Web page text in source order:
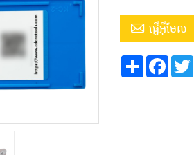
 ផ្ញើអ៊ីមែល
Share